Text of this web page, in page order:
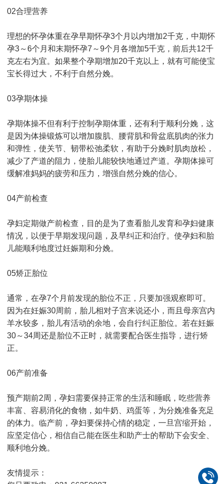
02合理营养
理想的怀孕体重在孕早期怀孕3个月以内增加2千克，中期怀
孕3～6个月和末期怀孕7～9个月各增加5千克，前后共12千
克左右为宜。如果整个孕期增加20千克以上，就有可能使宝
宝长得过大，不利于自然分娩。
03孕期体操
孕期体操不但有利于控制孕期体重，还有利于顺利分娩，这
是因为体操锻炼可以增加腹肌、腰背肌和骨盆底肌肉的张力
和弹性，使关节、韧带松弛柔软，有助于分娩时肌肉放松，
减少了产道的阻力，使胎儿能较快地通过产道。孕期体操可
缓解准妈妈的疲劳和压力，增强自然分娩的信心。
04产前检查
孕妇定期做产前检查，目的是为了查看胎儿发育和孕妇健康
情况，以便于早期发现问题，及早纠正和治疗。使孕妇和胎
儿能顺利地度过妊娠期和分娩。
05矫正胎位
通常，在孕7个月前发现的胎位不正，只要加强观察即可。
因为在妊娠30周前，胎儿相对子宫来说还小，而且母亲宫内
羊水较多，胎儿有活动的余地，会自行纠正胎位。若在妊娠
30～34周还是胎位不正时，就需要配合医生指导，进行矫
正。
06产前准备
预产期前2周，孕妇需要保持正常的生活和睡眠，吃些营养
丰富、容易消化的食物，如牛奶、鸡蛋等，为分娩准备充足
的体力。临产前，孕妇要保持心情的稳定，一旦宫缩开始，
应坚定信心，相信自己能在医生和助产士的帮助下会安全、
顺利地分娩。
友情提示：